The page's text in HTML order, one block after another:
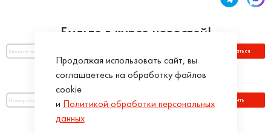
Будьте в курсе новостей!
Подписаться
Оплатить по номеру заказа:
Оплатить
Продолжая использовать сайт, вы
соглашаетесь на обработку файлов
cookie
и Политикой обработки персональных
данных